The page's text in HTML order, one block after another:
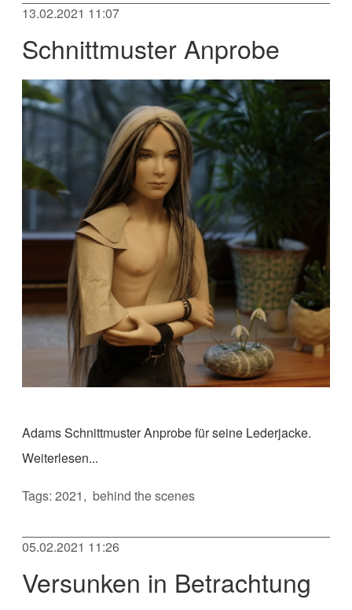
13.02.2021 11:07
Schnittmuster Anprobe
Adams Schnittmuster Anprobe für seine Lederjacke.
Weiterlesen...
Tags:2021 behind the scenes
05.02.2021 11:26
Versunken in Betrachtung